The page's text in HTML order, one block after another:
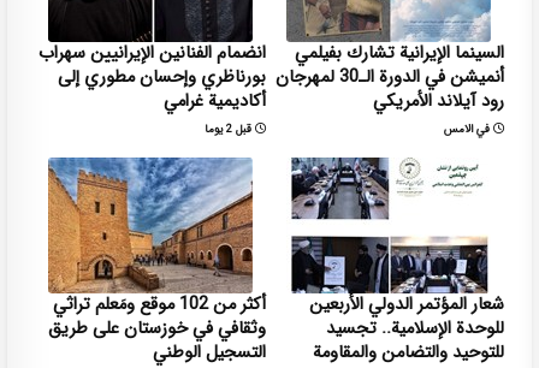
السينما الإيرانية تشارك بفيلمي
أنميشن في الدورة الـ30 لمهرجان
رود آيلاند الأمريكي
في الامس
انضمام الفنانين الإيرانيين سهراب
بورناظري وإحسان مطوري إلى
أكاديمية غرامي
قبل 2 يوما
شعار المؤتمر الدولي الأربعين
للوحدة الإسلامية.. تجسيد
للتوحيد والتضامن والمقاومة
أكثر من 102 موقع ومَعلم تراثي
وثقافي في خوزستان على طريق
التسجيل الوطني